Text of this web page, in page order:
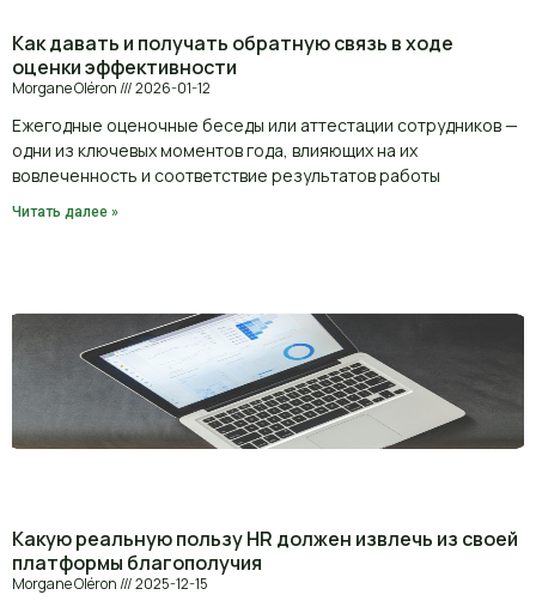
Как давать и получать обратную связь в ходе
оценки эффективности
Morgane Oléron 2026-01-12
Ежегодные оценочные беседы или аттестации сотрудников —
одни из ключевых моментов года, влияющих на их
вовлеченность и соответствие результатов работы
Читать далее »
Какую реальную пользу HR должен извлечь из своей
платформы благополучия
Morgane Oléron 2025-12-15